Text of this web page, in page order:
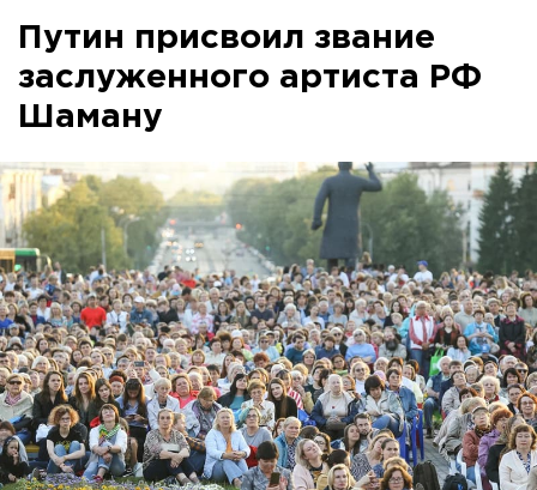
Путин присвоил звание
заслуженного артиста РФ
Шаману